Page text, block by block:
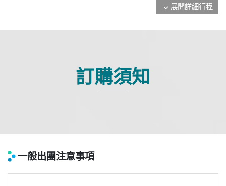
expand_more 展開詳細行程
訂購須知
一般出團注意事項